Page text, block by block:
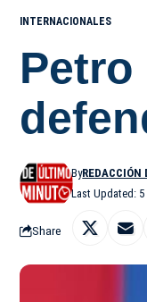
INTERNACIONALES
Last Updated: 5
ByREDACCIÓN
Share